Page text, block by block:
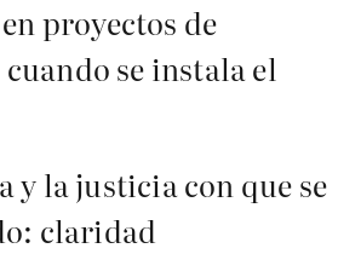
proyectos de
se instala el
y la justicia con que se
claridad